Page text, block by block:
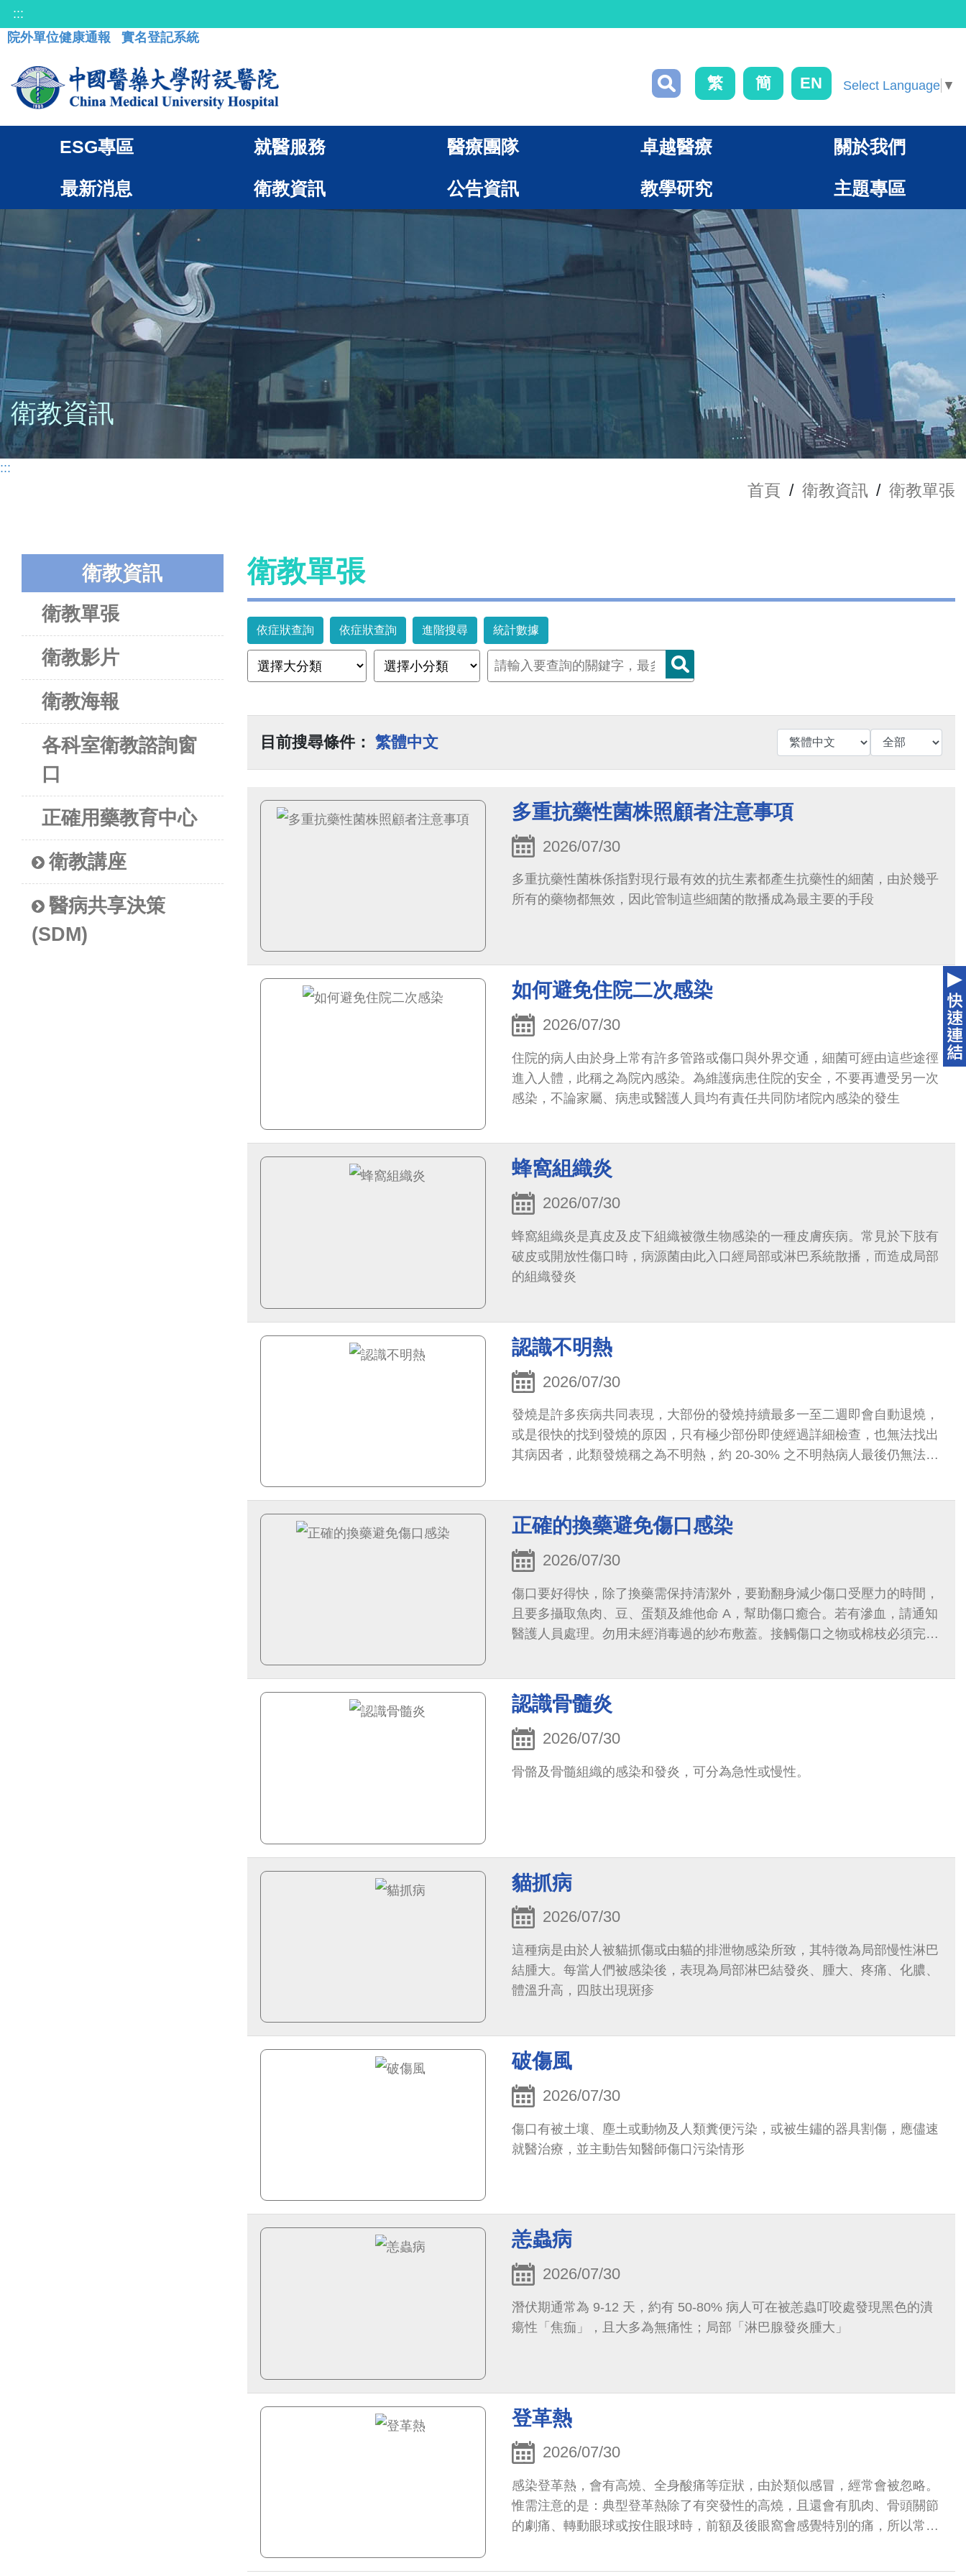
:::
院外單位健康通報
實名登記系統
繁 簡 EN Select Language ▼
ESG專區 就醫服務 醫療團隊 卓越醫療 關於我們
最新消息 衛教資訊 公告資訊 教學研究 主題專區
衛教資訊
:::
首頁 / 衛教資訊 / 衛教單張
衛教資訊
衛教單張
衛教影片
衛教海報
各科室衛教諮詢窗
口
正確用藥教育中心
衛教講座
醫病共享決策
(SDM)
衛教單張
依症狀查詢 依症狀查詢 進階搜尋 統計數據
目前搜尋條件： 繁體中文
多重抗藥性菌株照顧者注意事項
2026/07/30
多重抗藥性菌株係指對現行最有效的抗生素都產生抗藥性的細菌，由於幾乎
所有的藥物都無效，因此管制這些細菌的散播成為最主要的手段
如何避免住院二次感染
2026/07/30
住院的病人由於身上常有許多管路或傷口與外界交通，細菌可經由這些途徑
進入人體，此稱之為院內感染。為維護病患住院的安全，不要再遭受另一次
感染，不論家屬、病患或醫護人員均有責任共同防堵院內感染的發生
蜂窩組織炎
2026/07/30
蜂窩組織炎是真皮及皮下組織被微生物感染的一種皮膚疾病。常見於下肢有
破皮或開放性傷口時，病源菌由此入口經局部或淋巴系統散播，而造成局部
的組織發炎
認識不明熱
2026/07/30
發燒是許多疾病共同表現，大部份的發燒持續最多一至二週即會自動退燒，
或是很快的找到發燒的原因，只有極少部份即使經過詳細檢查，也無法找出
其病因者，此類發燒稱之為不明熱，約 20-30% 之不明熱病人最後仍無法得
正確的換藥避免傷口感染
2026/07/30
傷口要好得快，除了換藥需保持清潔外，要勤翻身減少傷口受壓力的時間，
且要多攝取魚肉、豆、蛋類及維他命 A，幫助傷口癒合。若有滲血，請通知
醫護人員處理。勿用未經消毒過的紗布敷蓋。接觸傷口之物或棉枝必須完全
認識骨髓炎
2026/07/30
骨骼及骨髓組織的感染和發炎，可分為急性或慢性。
貓抓病
2026/07/30
這種病是由於人被貓抓傷或由貓的排泄物感染所致，其特徵為局部慢性淋巴
結腫大。每當人們被感染後，表現為局部淋巴結發炎、腫大、疼痛、化膿、
體溫升高，四肢出現斑疹
破傷風
2026/07/30
傷口有被土壤、塵土或動物及人類糞便污染，或被生鏽的器具割傷，應儘速
就醫治療，並主動告知醫師傷口污染情形
恙蟲病
2026/07/30
潛伏期通常為 9-12 天，約有 50-80% 病人可在被恙蟲叮咬處發現黑色的潰
瘍性「焦痂」，且大多為無痛性；局部「淋巴腺發炎腫大」
登革熱
2026/07/30
感染登革熱，會有高燒、全身酸痛等症狀，由於類似感冒，經常會被忽略。
惟需注意的是：典型登革熱除了有突發性的高燒，且還會有肌肉、骨頭關節
的劇痛、轉動眼球或按住眼球時，前額及後眼窩會感覺特別的痛，所以常常